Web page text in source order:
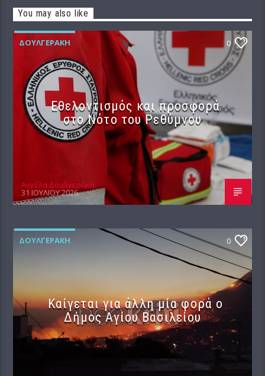
You may also like
ΔΟΥΛΓΕΡΆΚΗ 0
Εθελοντισμός και προσφορά
στο Νότο του Ρεθύμνου
Αγγέλα Δουλγεράκη
31 ΙΟΥΛΊΟΥ 2026
ΔΟΥΛΓΕΡΆΚΗ 0
Καίγεται για άλλη μία φορά ο
Δήμος Αγίου Βασιλείου